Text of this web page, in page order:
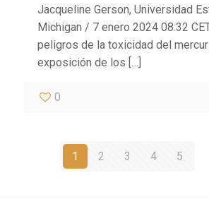
Jacqueline Gerson, Universidad
Michigan / 7 enero 2024 08:32
peligros de la toxicidad del
exposición de los […]
0
1 2 3 4 5